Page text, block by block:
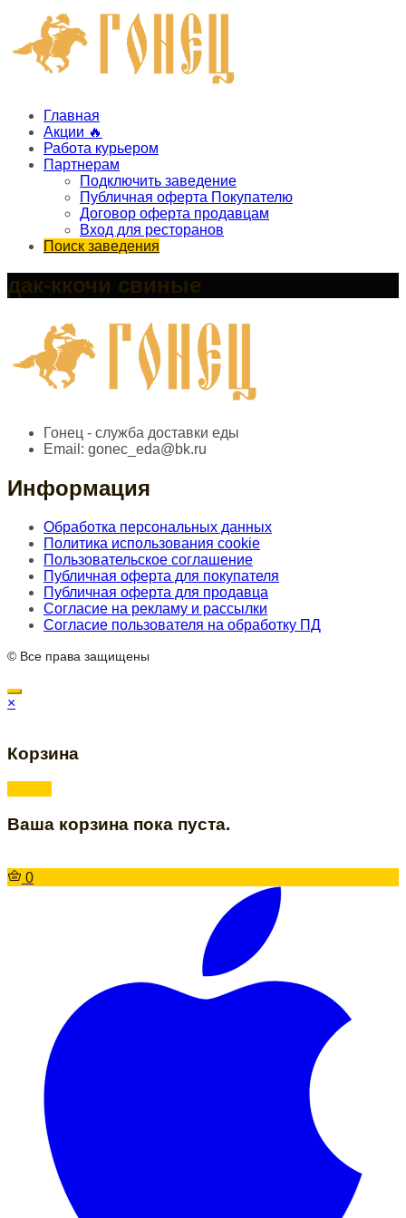
Главная
Акции 🔥
Работа курьером
Партнерам
Подключить заведение
Публичная оферта Покупателю
Договор оферта продавцам
Вход для ресторанов
Поиск заведения
дак-ккочи свиные
Гонец - служба доставки еды
Email: gonec_eda@bk.ru
Информация
Обработка персональных данных
Политика использования cookie
Пользовательское соглашение
Публичная оферта для покупателя
Публичная оферта для продавца
Согласие на рекламу и рассылки
Согласие пользователя на обработку ПД
© Все права защищены
×
Корзина
Ваша корзина пока пуста.
0